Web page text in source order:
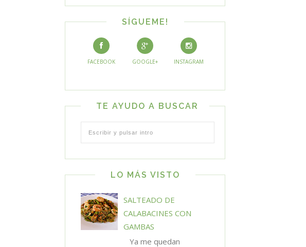
SÍGUEME!
FACEBOOK GOOGLE+ INSTAGRAM
TE AYUDO A BUSCAR
LO MÁS VISTO
SALTEADO DE
CALABACINES CON
GAMBAS
Ya me quedan